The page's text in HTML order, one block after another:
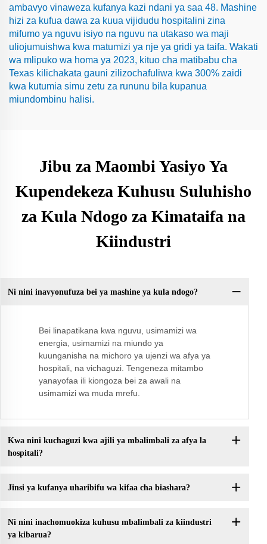
ambavyo vinaweza kufanya kazi ndani ya saa 48. Mashine
hizi za kufua dawa za kuua vijidudu hospitalini zina
mifumo ya nguvu isiyo na nguvu na utakaso wa maji
uliojumuishwa kwa matumizi ya nje ya gridi ya taifa. Wakati
wa mlipuko wa homa ya 2023, kituo cha matibabu cha
Texas kilichakata gauni zilizochafuliwa kwa 300% zaidi
kwa kutumia simu zetu za rununu bila kupanua
miundombinu halisi.
Jibu za Maombi Yasiyo Ya
Kupendekeza Kuhusu Suluhisho
za Kula Ndogo za Kimataifa na
Kiindustri
Ni nini inavyonufuza bei ya mashine ya kula ndogo?
Bei linapatikana kwa nguvu, usimamizi wa
energia, usimamizi na miundo ya
kuunganisha na michoro ya ujenzi wa afya ya
hospitali, na vichaguzi. Tengeneza mitambo
yanayofaa ili kiongoza bei za awali na
usimamizi wa muda mrefu.
Kwa nini kuchaguzi kwa ajili ya mbalimbali za afya la
hospitali?
Jinsi ya kufanya uharibifu wa kifaa cha biashara?
Ni nini inachomuokiza kuhusu mbalimbali za kiindustri
ya kibarua?